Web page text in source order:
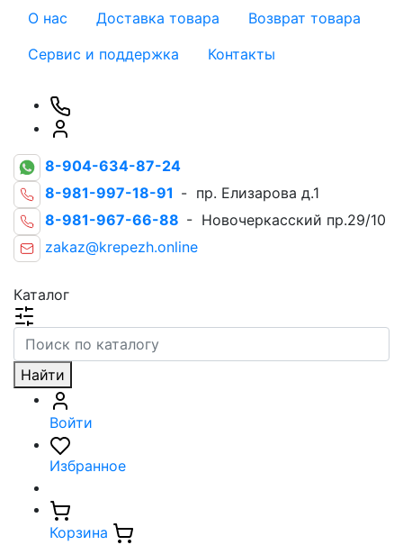
О нас Доставка товара
Возврат товара
Сервис и поддержка
Контакты
8-904-634-87-24
8-981-997-18-91 - пр. Елизарова д.1
8-981-967-66-88 - Новочеркасский пр.29/10
zakaz@krepezh.online
Каталог
Найти
Войти
Избранное
Корзина